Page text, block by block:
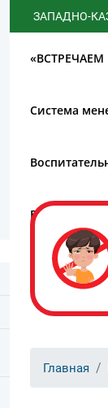
ЗАПАДНО-
Система
Борьба с
Главная